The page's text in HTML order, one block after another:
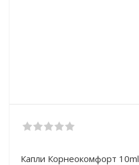
Капли Корнеокомфорт 10ml